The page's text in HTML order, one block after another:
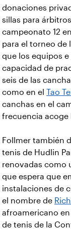
donaciones
sillas para
campeonato 12
para el torneo de
que los equipos
capacidad de
seis de las
como en el Tao
canchas en el
frecuencia acoge
Follmer también
tenis de Hudlin
renovadas como
que espera que
instalaciones de
el nombre de
afroamericano
de tenis de la